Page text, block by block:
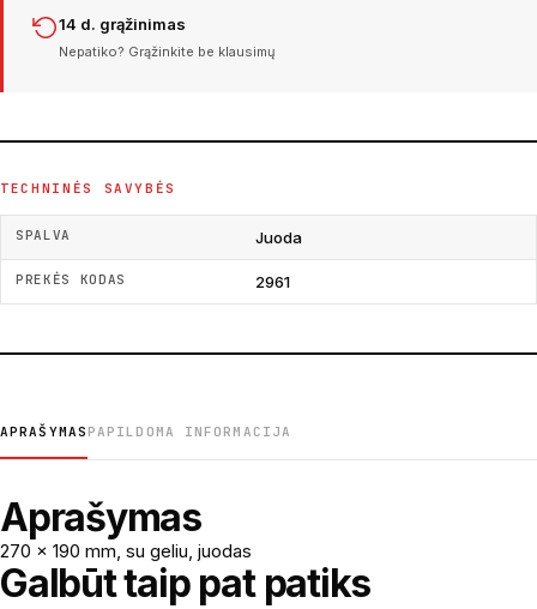
14 d. grąžinimas
Nepatiko? Grąžinkite be klausimų
TECHNINĖS SAVYBĖS
SPALVA Juoda
PREKĖS KODAS 2961
APRAŠYMAS PAPILDOMA INFORMACIJA
Aprašymas
270 x 190 mm, su geliu, juodas
Galbūt taip pat patiks